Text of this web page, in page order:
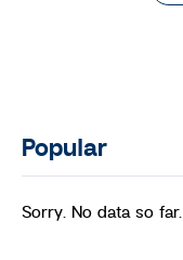
Popular
Sorry. No data so far.